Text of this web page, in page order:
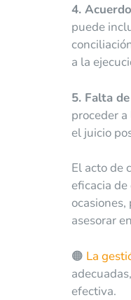
4.
puede
a la
5. Falta
proceder
el juicio
El acto de
eficacia
asesorar
🟠 La
efectiva.